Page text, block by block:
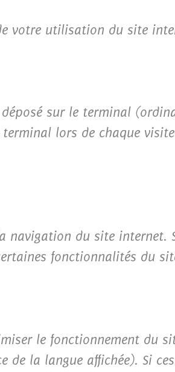
votre utilisation du site
sur le terminal
lors de chaque
navigation du site internet.
fonctionnalités du
le fonctionnement du
de la langue affichée). Si